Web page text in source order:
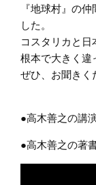
『地球村』の
した。
コスタリカと
根本で大きく違
ぜひ、お聞きく
●高木善之の講
●高木善之の著